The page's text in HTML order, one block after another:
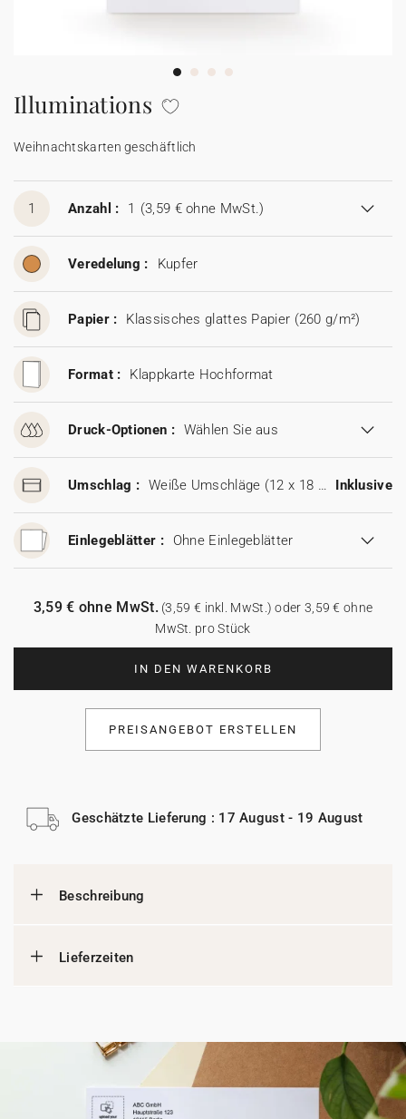
Aufkleber
Illuminations
Weihnachtskarten geschäftlich
1 Anzahl : 1 (3,59 € ohne MwSt.)
Veredelung : Kupfer
Papier : Klassisches glattes Papier (260 g/m²)
Format : Klappkarte Hochformat
Druck-Optionen : Wählen Sie aus
Umschlag : Weiße Umschläge (12 x 18 cm) Inklusive
Einlegeblätter : Ohne Einlegeblätter
IN DEN WARENKORB
3,59 € ohne MwSt.(3,59 € inkl. MwSt.) oder 3,59 € ohne
MwSt. pro Stück
PREISANGEBOT ERSTELLEN
Geschätzte Lieferung : 17 August - 19 August
Beschreibung
Lieferzeiten